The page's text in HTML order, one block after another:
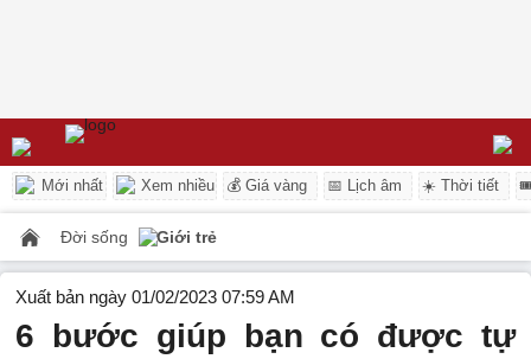
Mới nhất Xem nhiều 💰 Giá vàng 📅 Lịch âm ☀️ Thời tiết
Đời sống Giới trẻ
Xuất bản ngày 01/02/2023 07:59 AM
6 bước giúp bạn có được tự